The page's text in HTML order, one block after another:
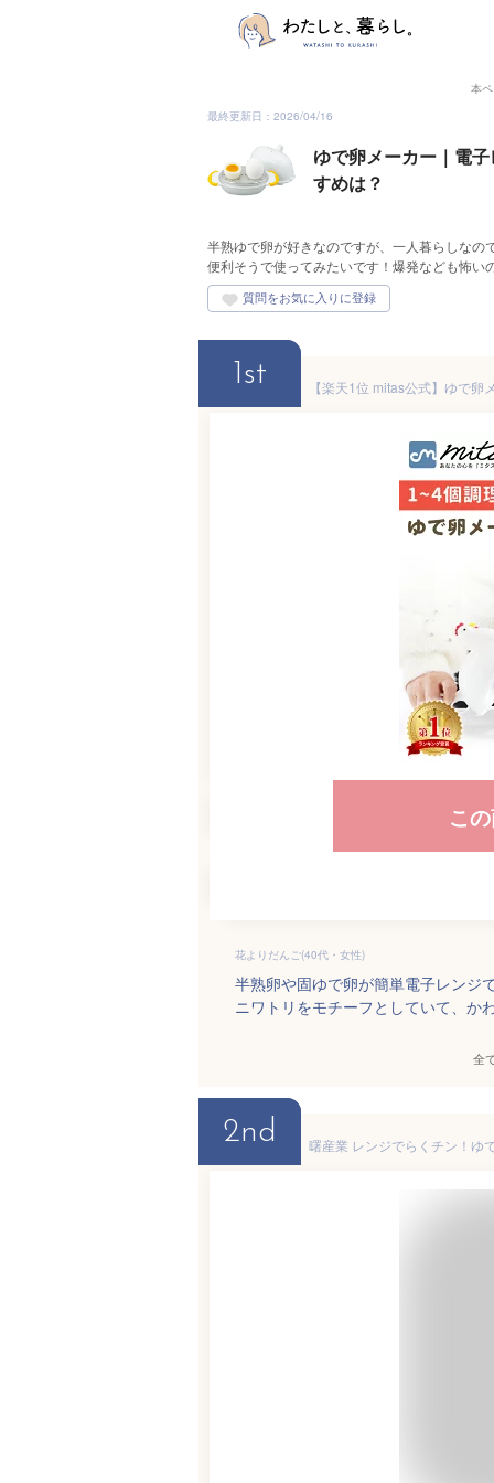
本
最終更新日：2026/04/16
ゆで卵メーカー｜電
すめは？
半熟ゆで卵が好きなのですが、一人暮らしな
便利そうで使ってみたいです！爆発なども怖
1st
こ
花よりだんご(40代・女性)
半熟卵や固ゆで卵が簡単電子レンジ
ニワトリをモチーフとしていて、か
全
2nd